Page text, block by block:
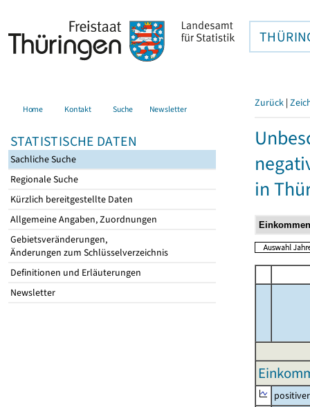
Home Kontakt Suche Newsletter
STATISTISCHE DATEN
Sachliche Suche
Regionale Suche
Kürzlich bereitgestellte Daten
Allgemeine Angaben, Zuordnungen
Gebietsveränderungen,
Änderungen zum Schlüsselverzeichnis
Definitionen und Erläuterungen
Newsletter
Zurück |
in